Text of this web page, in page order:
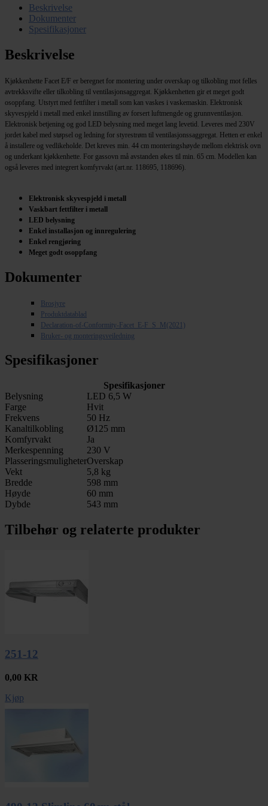
Beskrivelse
Dokumenter
Spesifikasjoner
Beskrivelse
Kjøkkenhette Facet E/F er beregnet for montering under overskap og tilkobling mot felles
avtrekksvifte eller tilkobling til ventilasjonsaggregat. Kjøkkenhetten gir et meget godt
osoppfang. Utstyrt med fettfilter i metall som kan vaskes i vaskemaskin. Elektronisk
skyvespjeld i metall med enkel innstilling av forsert luftmengde og grunnventilasjon.
Elektronisk betjening og god LED belysning med meget lang levetid. Leveres med 230V
jordet kabel med støpsel og ledning for styrestrøm til ventilasjonssaggregat. Hetten er enkel
å installere og vedlikeholde. Det kreves min. 44 cm monteringshøyde mellom elektrisk ovn
og underkant kjøkkenhette. For gassovn må avstanden økes til min. 65 cm. Modellen kan
også leveres med integrert komfyrvakt (art.nr. 118695, 118696).
Elektronisk skyvespjeld i metall
Vaskbart fettfilter i metall
LED belysning
Enkel installasjon og innregulering
Enkel rengjøring
Meget godt osoppfang
Dokumenter
Brosjyre
Produktdatablad
Declaration-of-Conformity-Facet_E-F_S_M(2021)
Bruker- og monteringsveiledning
Spesifikasjoner
Spesifikasjoner
Belysning
LED 6,5 W
Farge
Hvit
Frekvens
50 Hz
Kanaltilkobling
Ø125 mm
Komfyrvakt
Ja
Merkespenning
230 V
PlasseringsmuligheterOverskap
Vekt
5,8 kg
Bredde
598 mm
Høyde
60 mm
Dybde
543 mm
Tilbehør og relaterte produkter
251-12
0,00 KR
Kjøp